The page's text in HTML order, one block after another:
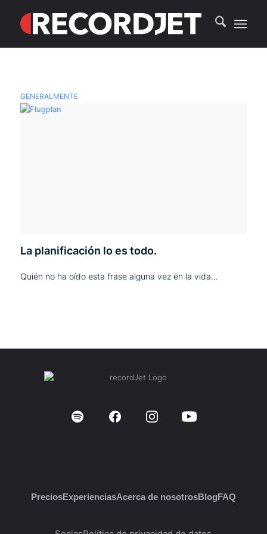
GENERALMENTE
La planificación lo es todo.
Quién no ha oído esta frase alguna vez en la vida…
PreciosExperienciasAcerca de nosotrosBlogFAQ